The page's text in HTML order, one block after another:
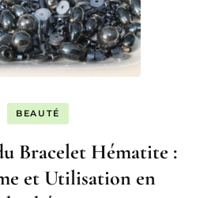
BEAUTÉ
Bracelet Hématite :
et Utilisation en